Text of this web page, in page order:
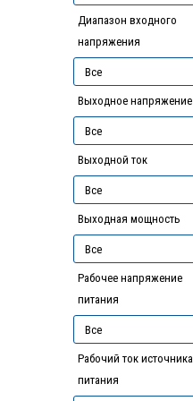
Диапазон входного
напряжения
Выходное напряжение
Выходной ток
Выходная мощность
Рабочее напряжение
питания
Рабочий ток источника
питания